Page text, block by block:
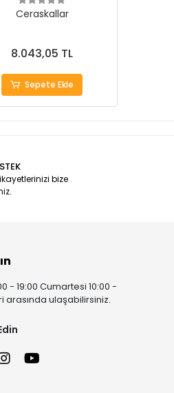
Ceraskallar
8.043,05 TL
Sepete Ekle
bize
- 19:00 Cumartesi 10:00 -
arasında ulaşabilirsiniz.